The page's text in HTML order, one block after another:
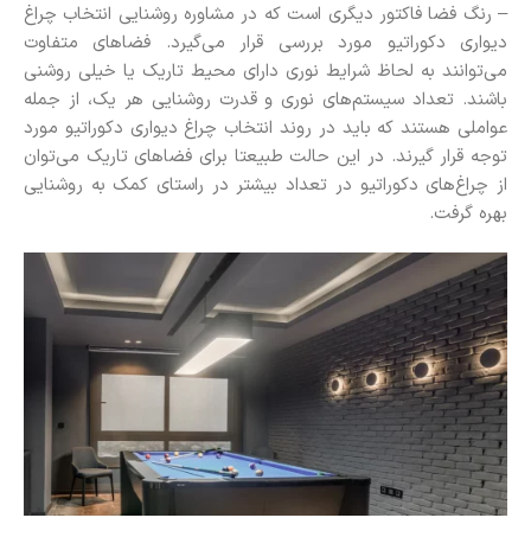
– رنگ فضا فاکتور دیگری است که در مشاوره روشنایی انتخاب چراغ
دیواری دکوراتیو مورد بررسی قرار می‌گیرد‌. فضاهای متفاوت
می‌توانند به لحاظ شرایط نوری دارای محیط تاریک یا خیلی روشنی
باشند. تعداد سیستم‌های نوری و قدرت روشنایی هر یک، از جمله
عواملی هستند که باید در روند انتخاب چراغ دیواری دکوراتیو مورد
توجه قرار گیرند. در این حالت طبیعتا برای فضاهای تاریک می‌توان
از چراغ‌های دکوراتیو در تعداد بیشتر در راستای کمک به روشنایی
بهره گرفت.